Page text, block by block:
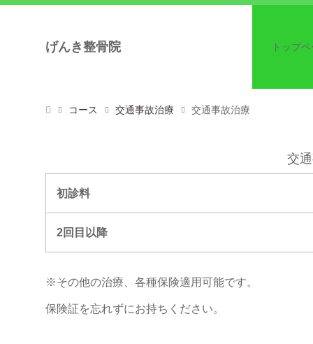
げんき整骨院 トップ
コース 交通事故治療 交通事故治療
交
初診料
2回目以降
※その他の治療、各種保険適用可能です。
保険証を忘れずにお持ちください。